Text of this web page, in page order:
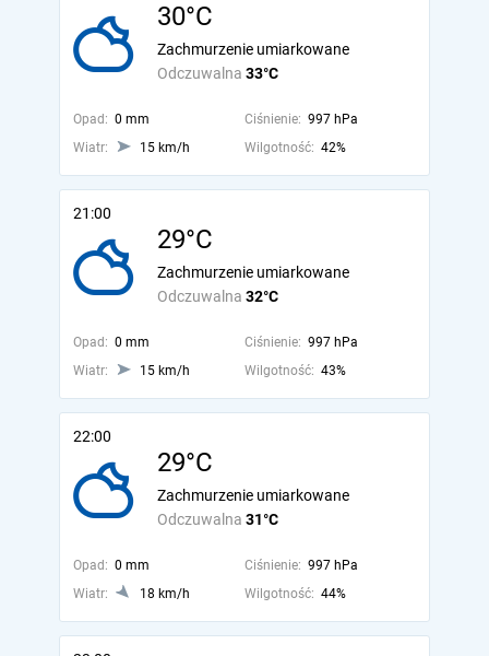
30°C
Odczuwalna 33°C
Zachmurzenie umiarkowane
Opad: 0 mm Ciśnienie: 997 hPa
Wiatr:
15 km/h Wilgotność: 42%
21:00
29°C
Odczuwalna 32°C
Zachmurzenie umiarkowane
Opad: 0 mm Ciśnienie: 997 hPa
Wiatr:
15 km/h Wilgotność: 43%
22:00
29°C
Odczuwalna 31°C
Zachmurzenie umiarkowane
Opad: 0 mm Ciśnienie: 997 hPa
Wiatr:
18 km/h Wilgotność: 44%